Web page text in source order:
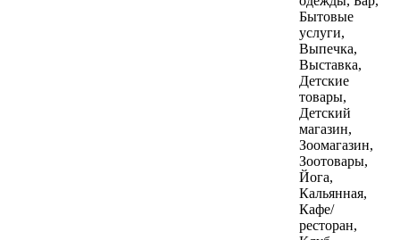
Бытовые
услуги,
Выпечка,
Выставка,
Детские
товары,
Детский
магазин,
Зоомагазин,
Зоотовары,
Йога,
Кальянная,
Кафе/
ресторан,